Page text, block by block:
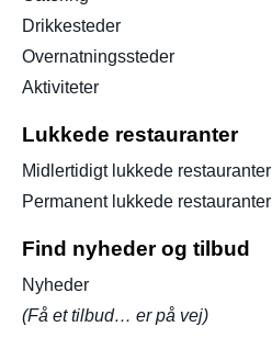
Drikkesteder
Overnatningssteder
Aktiviteter
Lukkede restauranter
Midlertidigt lukkede restauranter
Permanent lukkede restauranter
Find nyheder og tilbud
Nyheder
(Få et tilbud… er på vej)